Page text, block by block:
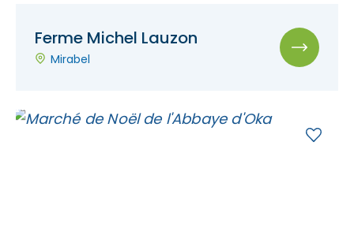
Ferme Michel Lauzon
Mirabel